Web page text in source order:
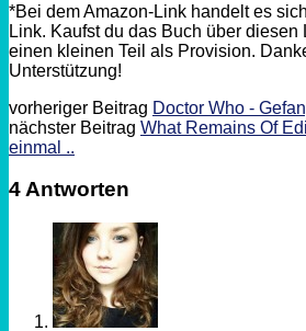
*Bei dem Amazon-Link handelt es
Link. Kaufst du das Buch über diesen
einen kleinen Teil als Provision.
Unterstützung!
vorheriger Beitrag Doctor Who -
nächster Beitrag What Remains Of
einmal ..
4 Antworten